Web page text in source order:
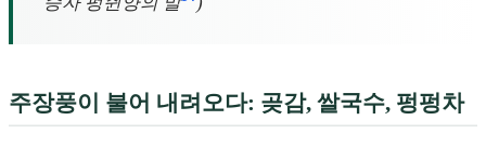
주장풍이 불어 내려오다: 곶감, 쌀국수, 펑펑차